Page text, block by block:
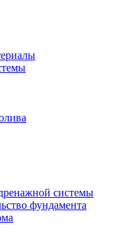
системы
фундамента